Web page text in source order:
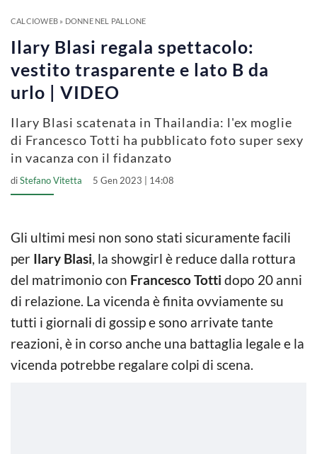
V
i
d
o
CALCIOWEB» DONNE NEL PALLONE
Ilary Blasi regala spettacolo:
vestito trasparente e lato B da
urlo | VIDEO
Ilary Blasi scatenata in Thailandia: l'ex moglie
di Francesco Totti ha pubblicato foto super sexy
in vacanza con il fidanzato
diStefano Vitetta 5 Gen 2023 | 14:08
Gli ultimi mesi non sono stati sicuramente facili
per Ilary Blasi, la showgirl è reduce dalla rottura
del matrimonio con Francesco Totti dopo 20 anni
di relazione. La vicenda è finita ovviamente su
tutti i giornali di gossip e sono arrivate tante
reazioni, è in corso anche una battaglia legale e la
vicenda potrebbe regalare colpi di scena.